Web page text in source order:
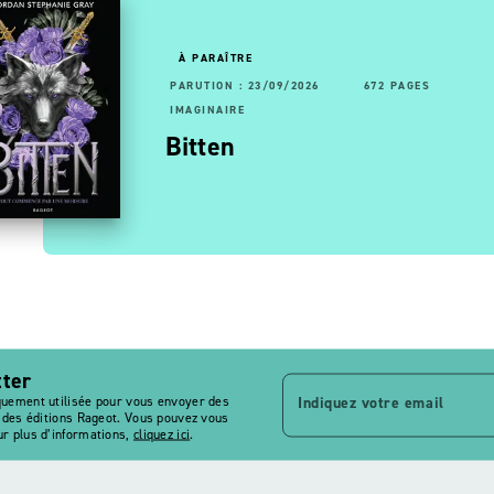
PAGES: 13/05/2026
le maître des
- Tome 7, La …
À PARAÎTRE
PARUTION : 23/09/2026
672 PAGES
IMAGINAIRE
Bitten
utilisée pour vous envoyer des
éditions Rageot. Vous pouvez vous
plus d’informations, cliquez ici.
Indiquez votre email